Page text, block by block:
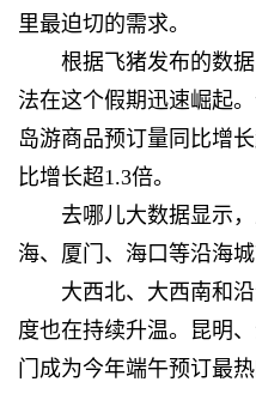
里最迫切的需求。
根据飞猪发布的数
法在这个假期迅速崛起
岛游商品预订量同比增
比增长超1.3倍。
去哪儿大数据显示
海、厦门、海口等沿海
大西北、大西南和
度也在持续升温。昆明
门成为今年端午预订最热